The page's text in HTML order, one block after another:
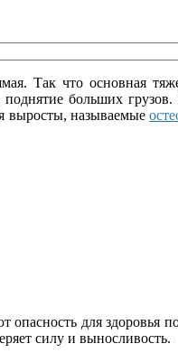
Так что основная
больших
выросты, называемые
для здоровья
силу и выносливость.